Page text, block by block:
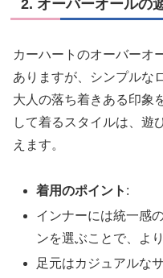
2. オーバーオールの
カーハートのオーバーオ
ありますが、シンプルな
大人の落ち着きある印象
して着るスタイルは、遊
えます。
着用のポイント :
インナーには統一感
ンを選ぶことで、よ
足元はカジュアルな